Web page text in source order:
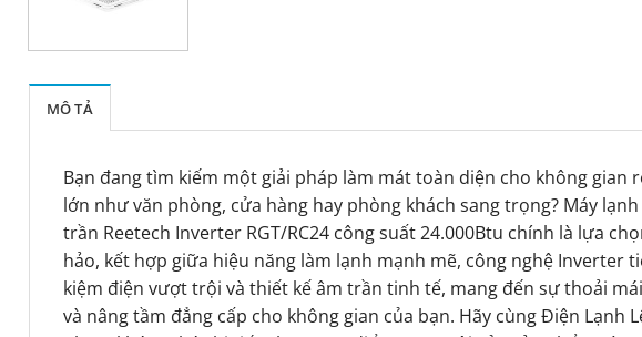
MÔ TẢ
Bạn đang tìm kiếm một giải pháp làm mát toàn diện cho không gian
lớn như văn phòng, cửa hàng hay phòng khách sang trọng? Máy
trần Reetech Inverter RGT/RC24 công suất 24.000Btu chính là lựa
hảo, kết hợp giữa hiệu năng làm lạnh mạnh mẽ, công nghệ Inverter
kiệm điện vượt trội và thiết kế âm trần tinh tế, mang đến sự thoải
và nâng tầm đẳng cấp cho không gian của bạn. Hãy cùng Điện Lạnh